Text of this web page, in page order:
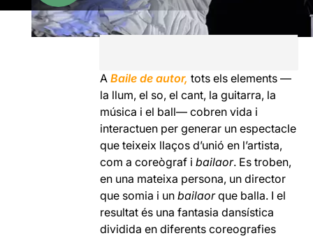
ABaile de autor, tots els elements —
la llum, el so, el cant, la guitarra, la
música i el ball— cobren vida i
interactuen per generar un espectacle
que teixeix llaços d’unió en l’artista,
com a coreògraf ibailaor. Es troben,
en una mateixa persona, un director
que somia i unbailaorque balla. I el
resultat és una fantasia dansística
dividida en diferents coreografies